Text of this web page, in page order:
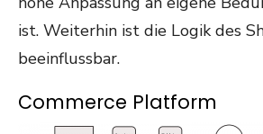
ist. Weiterhin ist die Logik des
beeinflussbar.
Commerce Platform